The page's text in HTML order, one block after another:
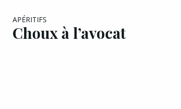
APÉRITIFS
Choux à l’avocat